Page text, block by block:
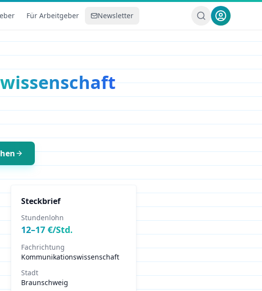
Für Arbeitgeber Newsletter
Steckbrief
Stundenlohn
12–17 €/Std.
Fachrichtung
Kommunikationswissenschaft
Stadt
Braunschweig